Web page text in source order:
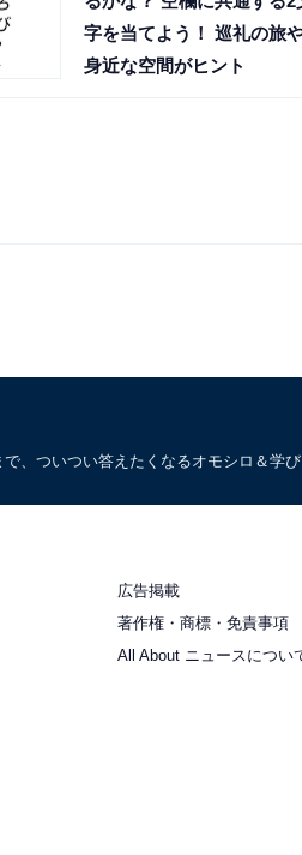
字を当てよう！ 巡礼の旅
身近な空間がヒント
、ついつい答えたくなるオモシロ＆学び
広告掲載
著作権・商標・免責事項
All About ニュースについ